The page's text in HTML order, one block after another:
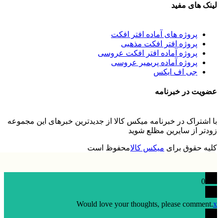
لینک های مفید
پروژه های آماده افتر افکت
پروژه افتر افکت مذهبی
پروژه آماده افتر افکت عروسی
پروژه آماده پریمیر عروسی
جی اف ایکس
عضویت در خبرنامه
با اشتراک در خبرنامه میکس کالا از جدیدترین خبرهای این مجموعه
زودتر از سایرین مظلع شوید
کلیه حقوق برای میکس کالامحفوظ است
0
Would love your thoughts, please comment.x